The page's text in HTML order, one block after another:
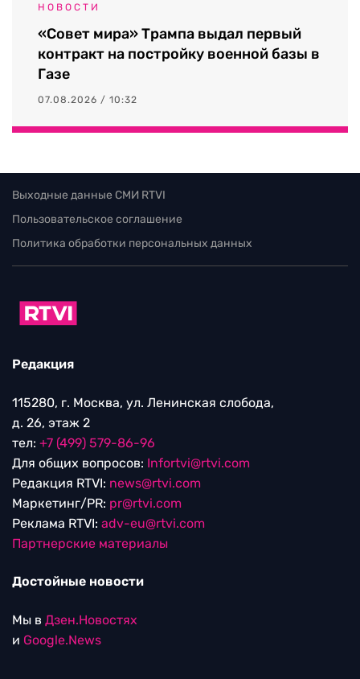
НОВОСТИ
«Совет мира» Трампа выдал первый
контракт на постройку военной базы в
Газе
07.08.2026 / 10:32
Выходные данные СМИ RTVI
Пользовательское соглашение
Политика обработки персональных данных
Редакция
115280, г. Москва, ул. Ленинская слобода,
д. 26, этаж 2
тел: +7 (499) 579-86-96
Для общих вопросов: Infortvi@rtvi.com
Редакция RTVI: news@rtvi.com
Маркетинг/PR: pr@rtvi.com
Реклама RTVI: adv-eu@rtvi.com
Партнерские материалы
Достойные новости
Мы в Дзен.Новостях
и Google.News